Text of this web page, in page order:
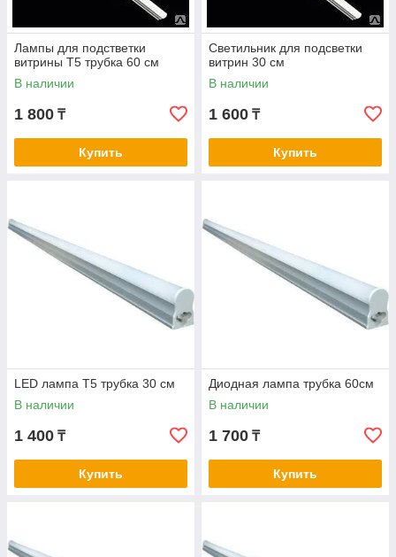
Лампы для подстветки
витрины Т5 трубка 60 см
В наличии
1 800 ₸
Купить
Светильник для подсветки
витрин 30 см
В наличии
1 600 ₸
Купить
LED лампа Т5 трубка 30 см
В наличии
1 400 ₸
Купить
Диодная лампа трубка 60см
В наличии
1 700 ₸
Купить